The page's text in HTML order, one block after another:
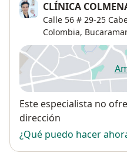
CLÍNICA
Calle 56 # 29-25
Colombia,
Disponibilidad
Este especialista no
dirección
¿Qué puedo hacer